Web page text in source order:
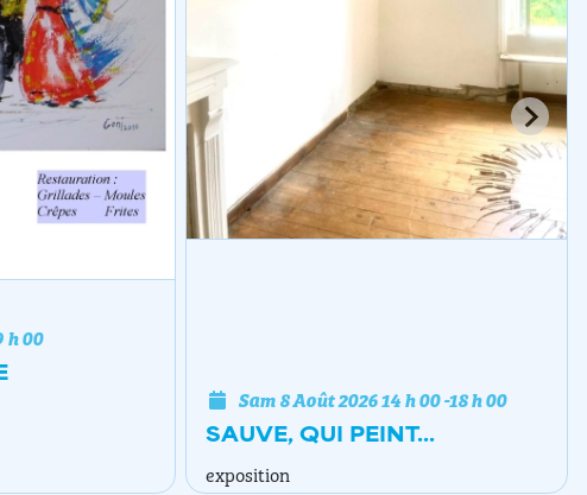
h 00
SAUVE, QUI PEINT...
Sam 8 Août 202614 h 00-18 h 00
exposition